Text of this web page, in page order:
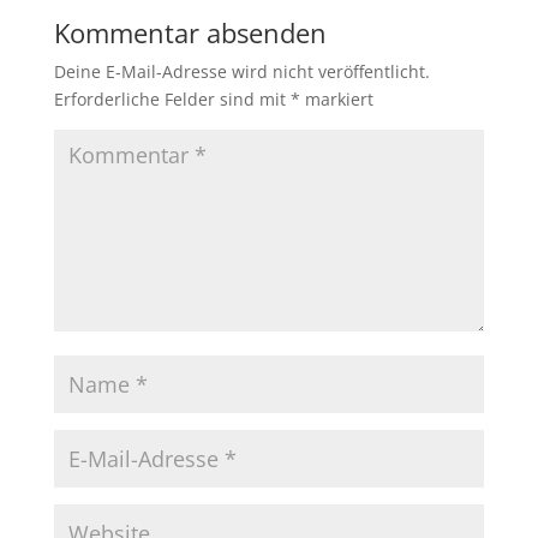
b
o
o
A
p
p
Li
n
k
Kommentar absenden
Deine E-Mail-Adresse wird nicht veröffentlicht.
Erforderliche Felder sind mit * markiert